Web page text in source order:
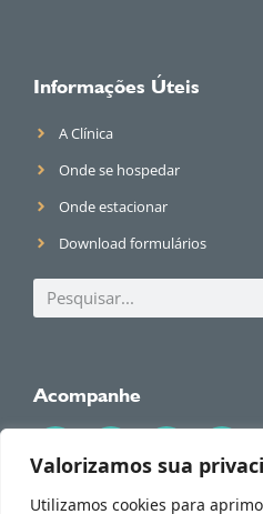
Valorizamos sua
Utilizamos cookies para
Informações Úteis
A Clínica
Onde se hospedar
Onde estacionar
Download formulários
Acompanhe